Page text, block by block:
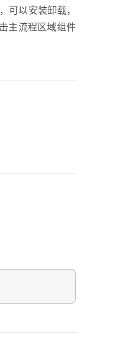
可以安装卸载，
主流程区域组件